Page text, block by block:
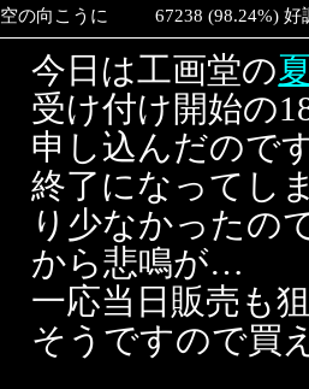
空の向こうに
67238 (98.24%) 好
今日は工画堂の
受け付け開始の
申し込んだので
終了になってし
り少なかったの
から悲鳴が…
一応当日販売も
そうですので買